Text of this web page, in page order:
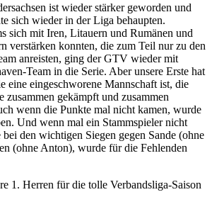
ist wieder stärker geworden und
sich wieder in der Liga behaupten.
sich mit Iren, Litauern und Rumänen und
verstärken konnten, die zum Teil nur zu den
anreisten, ging der GTV wieder mit
Team in die Serie. Aber unsere Erste hat
eine eingeschworene Mannschaft ist, die
zusammen gekämpft und zusammen
wenn die Punkte mal nicht kamen, wurde
Und wenn mal ein Stammspieler nicht
den wichtigen Siegen gegen Sande (ohne
(ohne Anton), wurde für die Fehlenden
1. Herren für die tolle Verbandsliga-Saison